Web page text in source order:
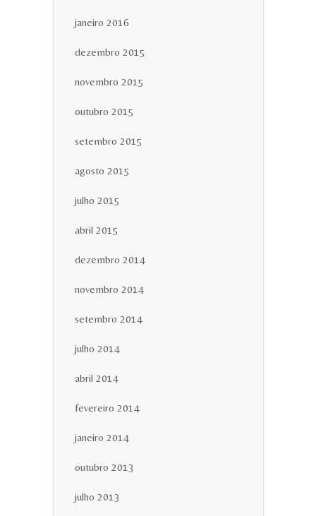
janeiro 2016
dezembro 2015
novembro 2015
outubro 2015
setembro 2015
agosto 2015
julho 2015
abril 2015
dezembro 2014
novembro 2014
setembro 2014
julho 2014
abril 2014
fevereiro 2014
janeiro 2014
outubro 2013
julho 2013